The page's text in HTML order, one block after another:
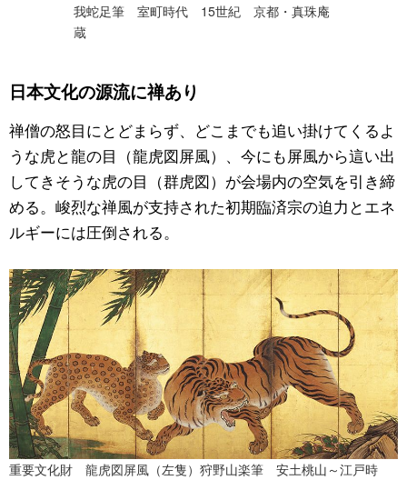
我蛇足筆 室町時代 15世紀 京都・真珠庵
蔵
日本文化の源流に禅あり
禅僧の怒目にとどまらず、どこまでも追い掛けてくるよ
うな虎と龍の目（龍虎図屏風）、今にも屏風から這い出
してきそうな虎の目（群虎図）が会場内の空気を引き締
める。峻烈な禅風が支持された初期臨済宗の迫力とエネ
ルギーには圧倒される。
重要文化財 龍虎図屏風（左隻）狩野山楽筆 安土桃山～江戸時